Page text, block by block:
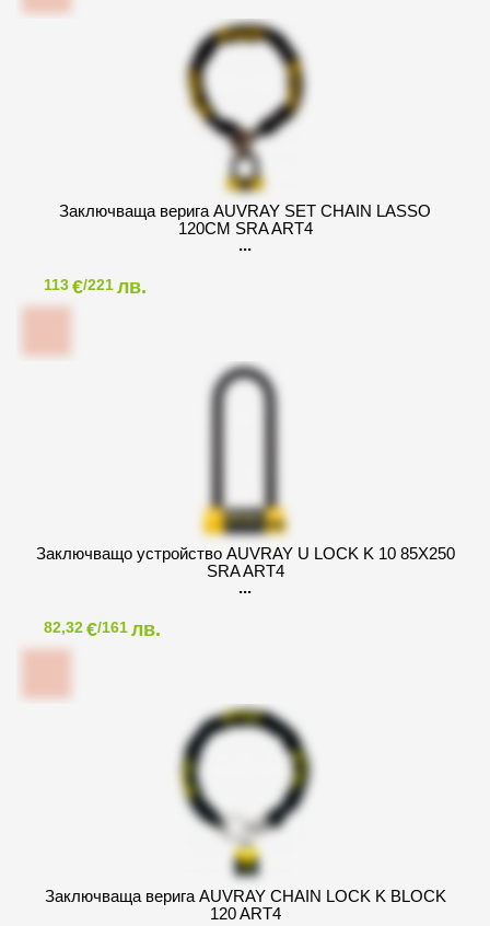
Заключваща верига AUVRAY SET CHAIN LASSO
120CM SRA ART4
113€/221лв.
Заключващо устройство AUVRAY U LOCK K 10 85X250
SRA ART4
82,32€/161лв.
Заключваща верига AUVRAY CHAIN LOCK K BLOCK
120 ART4